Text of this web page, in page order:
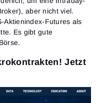
aber nicht viel.
Aktienindex-Futures als
Es gibt gute
Jetzt